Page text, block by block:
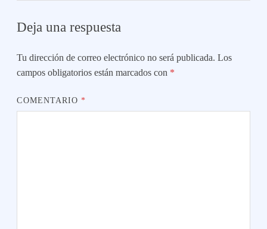
Deja una respuesta
Tu dirección de correo electrónico no será publicada. Los
campos obligatorios están marcados con *
COMENTARIO*